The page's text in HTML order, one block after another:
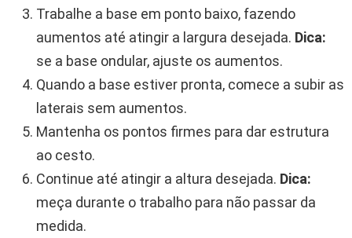
Trabalhe a base em ponto baixo, fazendo
aumentos até atingir a largura desejada. Dica:
se a base ondular, ajuste os aumentos.
Quando a base estiver pronta, comece a subir as
laterais sem aumentos.
Mantenha os pontos firmes para dar estrutura
ao cesto.
Continue até atingir a altura desejada. Dica:
meça durante o trabalho para não passar da
medida.